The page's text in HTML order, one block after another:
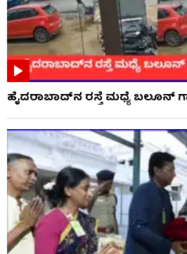
ಹೈದರಾಬಾದ್​ನ ರಸ್ತೆ ಮಧ್ಯೆ ಬಲೂನ್